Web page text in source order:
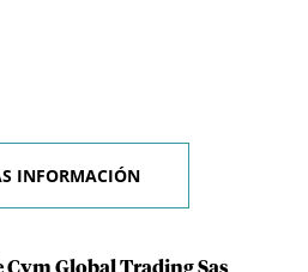
INFORMACIÓN